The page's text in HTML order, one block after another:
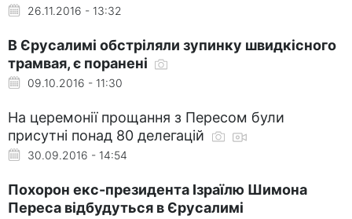
26.11.2016 - 13:32
В Єрусалимі обстріляли зупинку швидкісного
трамвая, є поранені
09.10.2016 - 11:30
На церемонії прощання з Пересом були
присутні понад 80 делегацій
30.09.2016 - 14:54
Похорон екс-президента Ізраїлю Шимона
Переса відбудуться в Єрусалимі